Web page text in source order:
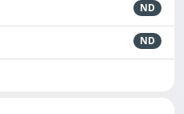
ND
ND